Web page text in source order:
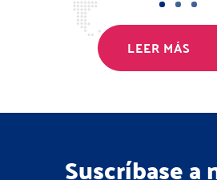
LEER MÁS
Suscríbase a